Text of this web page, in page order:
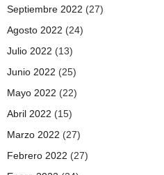
Septiembre 2022 (27)
Agosto 2022 (24)
Julio 2022 (13)
Junio 2022 (25)
Mayo 2022 (22)
Abril 2022 (15)
Marzo 2022 (27)
Febrero 2022 (27)